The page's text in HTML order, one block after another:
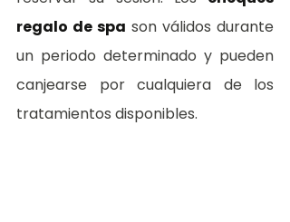
regalo de spa son válidos durante
un periodo determinado y pueden
canjearse por cualquiera de los
tratamientos disponibles.